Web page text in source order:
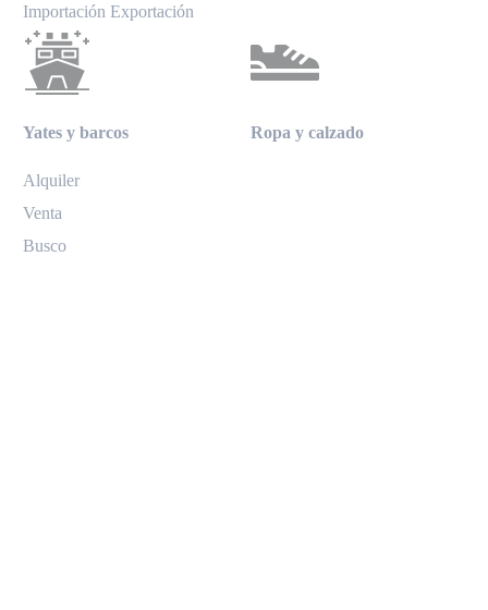
Importación Exportación
Yates y barcos
Alquiler
Venta
Busco
Ropa y calzado